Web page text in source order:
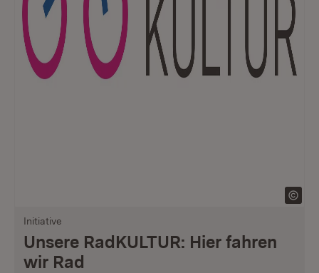
Initiative
Unsere RadKULTUR: Hier fahren
wir Rad